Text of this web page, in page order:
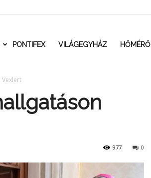
PONTIFEX VILÁGEGYHÁZ HŐMÉRŐ
Vexlert
0
977